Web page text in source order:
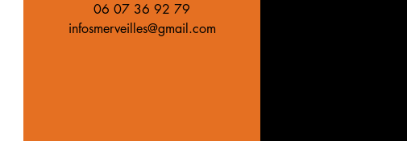
06 07 36 92 79
infosmerveilles@gmail.com